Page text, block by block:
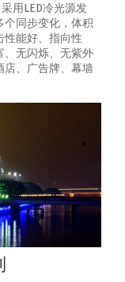
用LED冷光源发
个同步变化，体积
性能好、指向性
、无闪烁、无紫外
店、广告牌、幕墙